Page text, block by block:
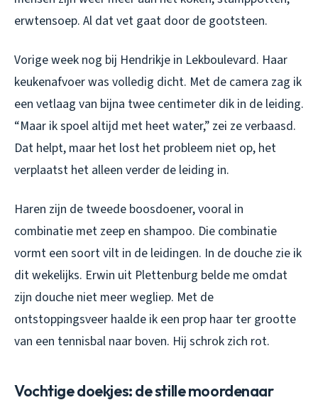
erwtensoep. Al dat vet gaat door de gootsteen.
Vorige week nog bij Hendrikje in Lekboulevard. Haar
keukenafvoer was volledig dicht. Met de camera zag ik
een vetlaag van bijna twee centimeter dik in de leiding.
“Maar ik spoel altijd met heet water,” zei ze verbaasd.
Dat helpt, maar het lost het probleem niet op, het
verplaatst het alleen verder de leiding in.
Haren zijn de tweede boosdoener, vooral in
combinatie met zeep en shampoo. Die combinatie
vormt een soort vilt in de leidingen. In de douche zie ik
dit wekelijks. Erwin uit Plettenburg belde me omdat
zijn douche niet meer wegliep. Met de
ontstoppingsveer haalde ik een prop haar ter grootte
van een tennisbal naar boven. Hij schrok zich rot.
Vochtige doekjes: de stille moordenaar